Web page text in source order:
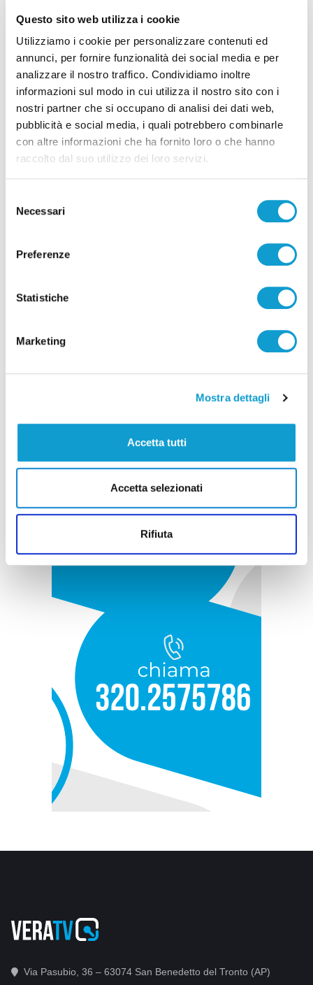
Questo sito web utilizza i cookie
Utilizziamo i cookie per personalizzare contenuti ed
annunci, per fornire funzionalità dei social media e per
analizzare il nostro traffico. Condividiamo inoltre
informazioni sul modo in cui utilizza il nostro sito con i
nostri partner che si occupano di analisi dei dati web,
pubblicità e social media, i quali potrebbero combinarle
con altre informazioni che ha fornito loro o che hanno
raccolto dal suo utilizzo dei loro servizi.
delNecessari
Preferenze
Statistiche
Marketing
Mostra dettagli
Accetta tutti
Accetta selezionati
Rifiuta
therapy per i piccoli pazienti
22/12/2023
Pubblicità
Via Pasubio, 36 – 63074 San Benedetto del Tronto (AP)